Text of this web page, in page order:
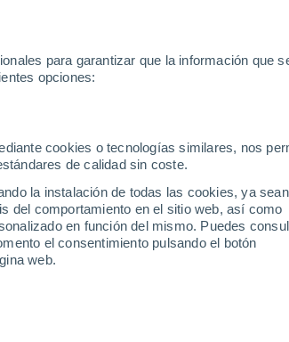
para garantizar que la información que
opciones:
cookies o tecnologías similares, nos
de calidad sin coste.
la instalación de todas las cookies, ya sean
del comportamiento en el sitio web, así como
en función del mismo. Puedes
el consentimiento pulsando el botón
web.
AlertasMapas
Iquitos